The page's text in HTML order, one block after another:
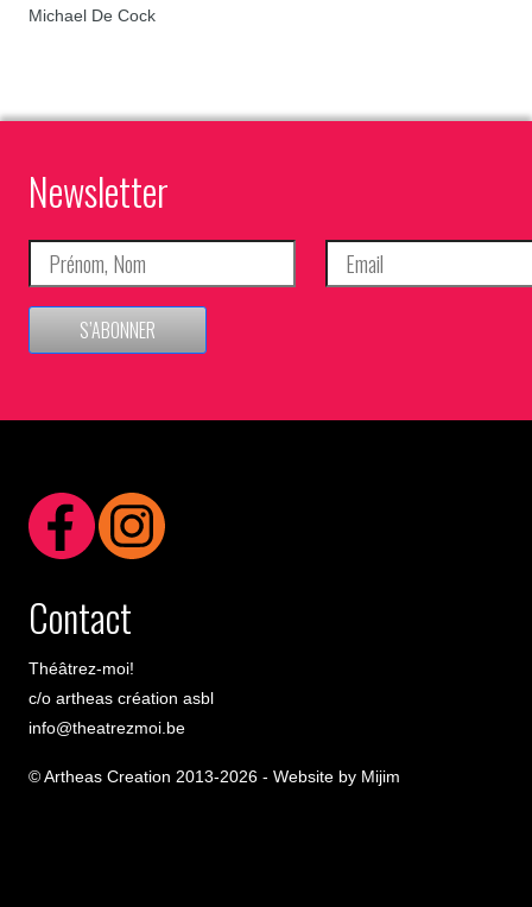
Michael De Cock
Newsletter
S’ABONNER
Contact
Théâtrez-moi!
c/o artheas création asbl
info@theatrezmoi.be
© Artheas Creation 2013-2026 - Website by Mijim